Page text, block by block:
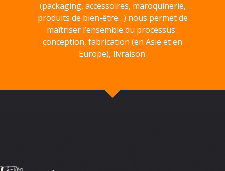
(packaging, accessoires, maroquinerie,
produits de bien-être…) nous permet de
maîtriser l’ensemble du processus :
conception, fabrication (en Asie et en
Europe), livraison.